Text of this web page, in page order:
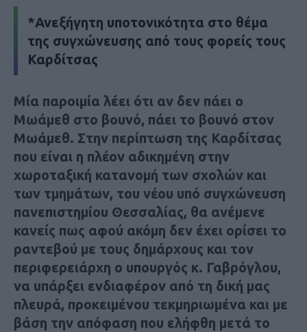
*Ανεξήγητη υποτονικότητα στο θέμα
της συγχώνευσης από τους φορείς τους
Καρδίτσας
Μία παροιμία λέει ότι αν δεν πάει ο
Μωάμεθ στο βουνό, πάει το βουνό στον
Μωάμεθ. Στην περίπτωση της Καρδίτσας
που είναι η πλέον αδικημένη στην
χωροταξική κατανομή των σχολών και
των τμημάτων, του νέου υπό συγχώνευση
πανεπιστημίου Θεσσαλίας, θα ανέμενε
κανείς πως αφού ακόμη δεν έχει ορίσει το
ραντεβού με τους δημάρχους και τον
περιφερειάρχη ο υπουργός κ. Γαβρόγλου,
να υπάρξει ενδιαφέρον από τη δική μας
πλευρά, προκειμένου τεκμηριωμένα και με
βάση την απόφαση που ελήφθη μετά το